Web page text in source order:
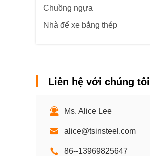
Chuồng ngựa
Nhà để xe bằng thép
Liên hệ với chúng tôi
Ms. Alice Lee
alice@tsinsteel.com
86--13969825647